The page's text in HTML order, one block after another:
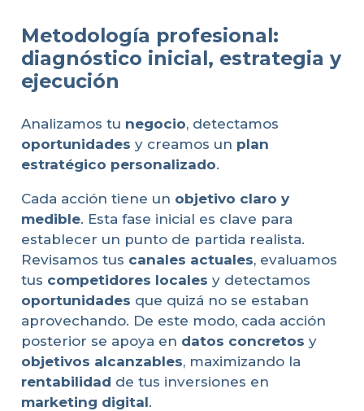
Metodología profesional:
diagnóstico inicial, estrategia y
ejecución
Analizamos tu negocio, detectamos
oportunidades y creamos un plan
estratégico personalizado.
Cada acción tiene un objetivo claro y
medible. Esta fase inicial es clave para
establecer un punto de partida realista.
Revisamos tus canales actuales, evaluamos
tus competidores locales y detectamos
oportunidades que quizá no se estaban
aprovechando. De este modo, cada acción
posterior se apoya en datos concretos y
objetivos alcanzables, maximizando la
rentabilidad de tus inversiones en
marketing digital.